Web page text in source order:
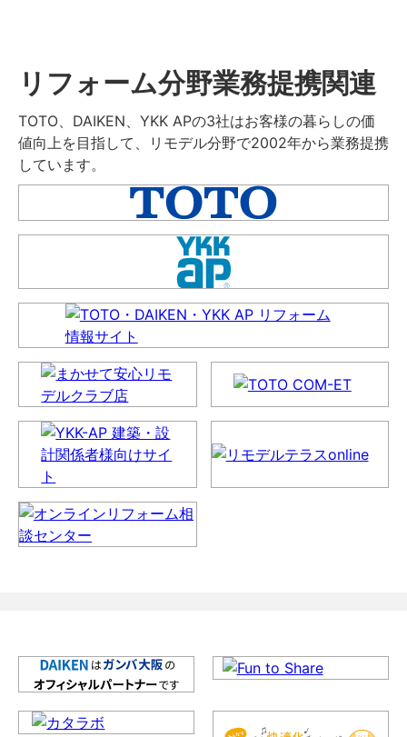
リフォーム分野業務提携関連
TOTO、DAIKEN、YKK APの3社はお客様の暮らしの価
値向上を目指して、リモデル分野で2002年から業務提携
しています。